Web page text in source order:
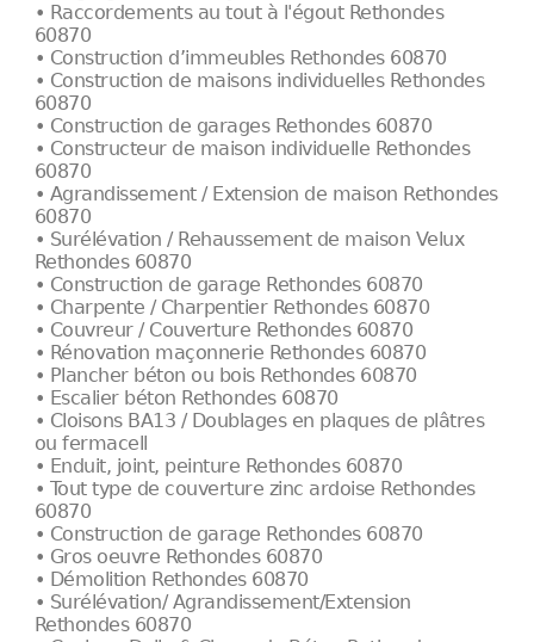
• Raccordements au tout à l'égout Rethondes
60870
• Construction d’immeubles Rethondes 60870
• Construction de maisons individuelles Rethondes
60870
• Construction de garages Rethondes 60870
• Constructeur de maison individuelle Rethondes
60870
• Agrandissement / Extension de maison Rethondes
60870
• Surélévation / Rehaussement de maison Velux
Rethondes 60870
• Construction de garage Rethondes 60870
• Charpente / Charpentier Rethondes 60870
• Couvreur / Couverture Rethondes 60870
• Rénovation maçonnerie Rethondes 60870
• Plancher béton ou bois Rethondes 60870
• Escalier béton Rethondes 60870
• Cloisons BA13 / Doublages en plaques de plâtres
ou fermacell
• Enduit, joint, peinture Rethondes 60870
• Tout type de couverture zinc ardoise Rethondes
60870
• Construction de garage Rethondes 60870
• Gros oeuvre Rethondes 60870
• Démolition Rethondes 60870
• Surélévation/ Agrandissement/Extension
Rethondes 60870